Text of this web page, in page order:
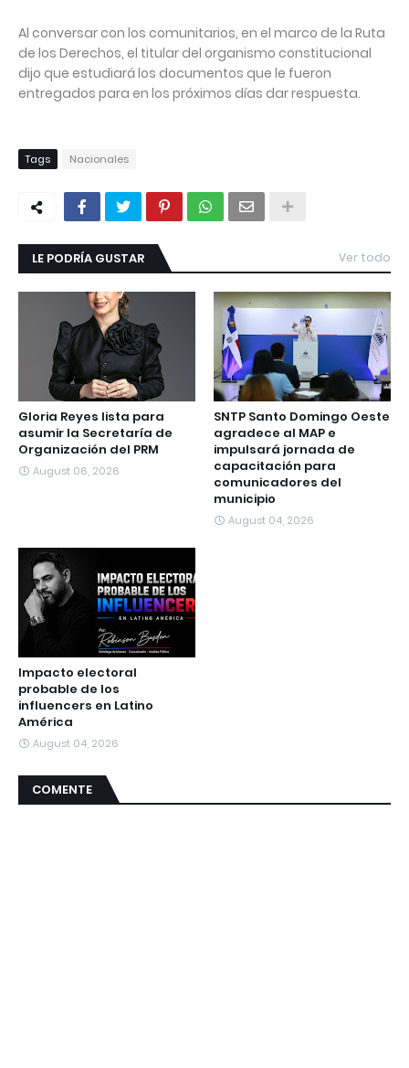
Al conversar con los comunitarios, en el marco de la Ruta
de los Derechos, el titular del organismo constitucional
dijo que estudiará los documentos que le fueron
entregados para en los próximos días dar respuesta.
Tags Nacionales
LE PODRÍA GUSTAR Ver todo
Gloria Reyes lista para
asumir la Secretaría de
Organización del PRM
August 06, 2026
SNTP Santo Domingo Oeste
agradece al MAP e
impulsará jornada de
capacitación para
comunicadores del
municipio
August 04, 2026
Impacto electoral
probable de los
influencers en Latino
América
August 04, 2026
COMENTE